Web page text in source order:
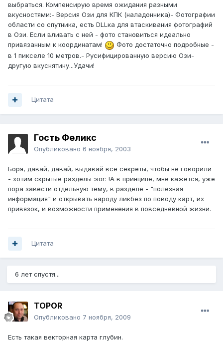
выбраться. Компенсирую время ожидания разными
вкусностями:- Версия Ози для КПК (наладонника)- Фотографии
области со спутника, есть DLLка для втаскивания фотографий
в Ози. Если вливать с ней - фото становиться идеально
привязанным к координатам!
Фото достаточно подробные -
в 1 пикселе 10 метров.- Русифицированную версию Ози-
другую вкуснятину...Удачи!
Цитата
Гость Феликс
Опубликовано 6 ноября, 2003
Боря, давай, давай, выдавай все секреты, чтобы не говорили
- хотим скрытые разделы :sor: !А в принципе, мне кажется, уже
пора завести отдельную тему, в разделе - "полезная
информация" и открывать народу ликбез по поводу карт, их
привязок, и возможности применения в повседневной жизни.
Цитата
6 лет спустя...
TOPOR
Опубликовано 7 ноября, 2009
Есть такая векторная карта глубин.